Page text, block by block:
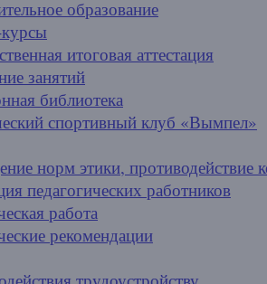
образование
итоговая аттестация
занятий
библиотека
спортивный клуб «Вымпел»
норм этики, противодействие
педагогических работников
работа
рекомендации